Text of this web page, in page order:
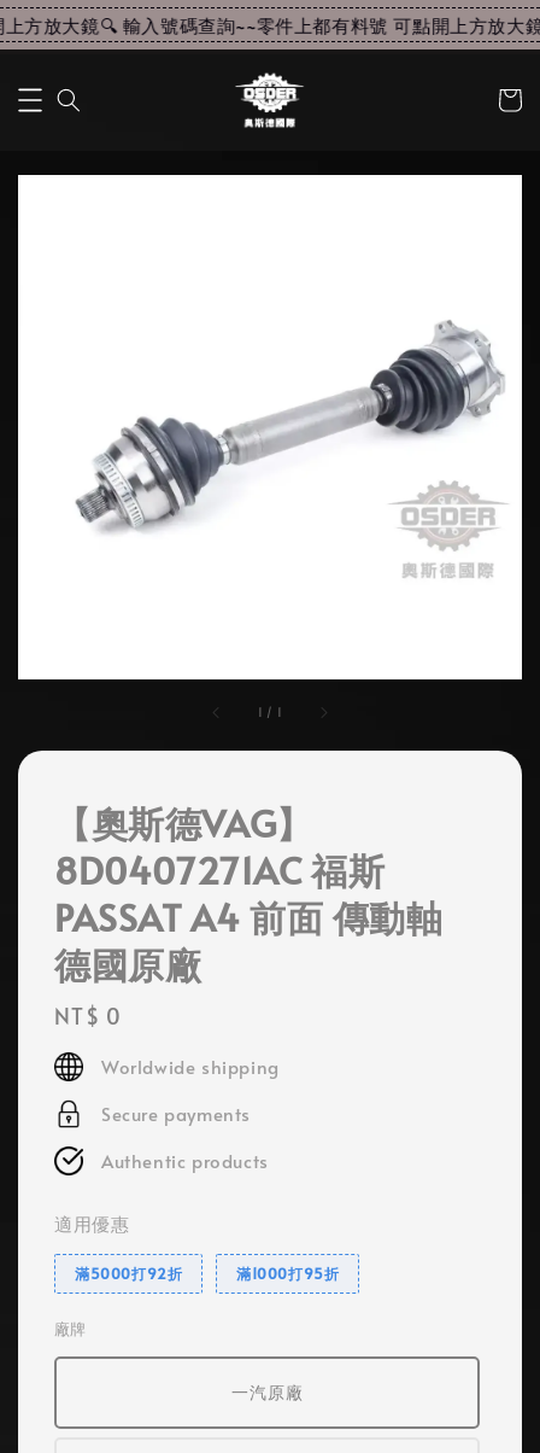
方放大鏡🔍 輸入號碼查詢~~零件上都有料號 可點開上方放大
1 / 1
【奧斯德VAG】
8D0407271AC 福斯
PASSAT A4 前面 傳動軸
德國原廠
Regular
price
NT$ 0
Worldwide shipping
Secure payments
Authentic products
適用優惠
滿5000打92折 滿1000打95折
廠牌
一汽原廠